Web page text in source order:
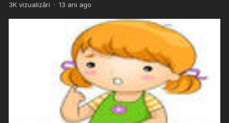
3Kvizualizări · 13 ani ago